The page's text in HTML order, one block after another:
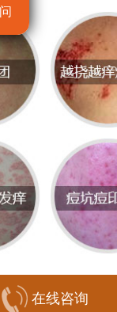
不当的护肤
、食品或药
。
真菌感染
在线咨询